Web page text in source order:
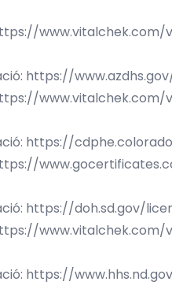
https://
https://
https://doh.sd.gov/
www.vitalchek.com/
https://